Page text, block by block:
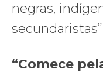
negras,
“Comece